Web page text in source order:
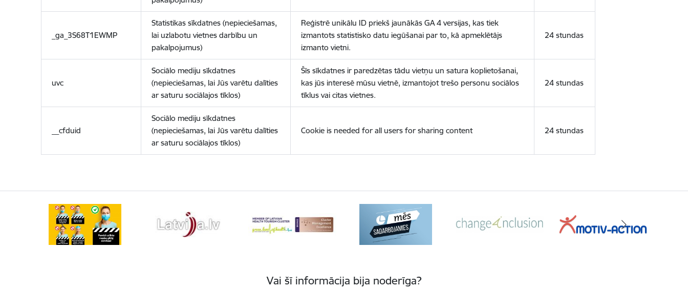
_ga_3S68T1EWMP
Statistikas sīkdatnes (nepieciešamas,
lai uzlabotu vietnes darbību un
pakalpojumus)
Reģistrē unikālu ID priekš jaunākās GA 4 versijas, kas tiek
izmantots statistisko datu iegūšanai par to, kā apmeklētājs
izmanto vietni.
24 stundas
uvc
Sociālo mediju sīkdatnes
(nepieciešamas, lai Jūs varētu dalīties
ar saturu sociālajos tīklos)
Šīs sīkdatnes ir paredzētas tādu vietņu un satura koplietošanai,
kas jūs interesē mūsu vietnē, izmantojot trešo personu sociālos
tīklus vai citas vietnes.
24 stundas
__cfduid
Sociālo mediju sīkdatnes
(nepieciešamas, lai Jūs varētu dalīties
ar saturu sociālajos tīklos)
Cookie is needed for all users for sharing content 24 stundas
Vai šī informācija bija noderīga?